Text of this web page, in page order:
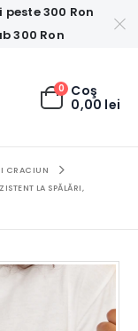
peste 300 Ron
300 Ron
0 Coş
0,00 lei
CRACIUN
LA SPĂLĂRI,